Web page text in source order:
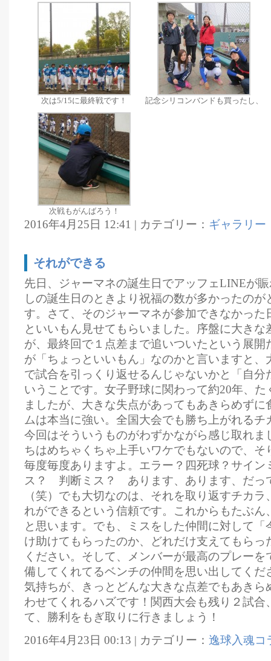
次は5/15に最終戦です！ 記念シリコンバンドも買ったし、
次戦もがんばろう！
2016年4月25日 12:41 | カテゴリー： ギャラリー
それができる
先日、ジャーマネの誕生日でアッフェLINEが
しの誕生日のときより祝福の数が多かったの
す。さて、そのジャーマネが参加できなかった
といいもん見せてもらいました。序盤に大きな
が、最終回で１点差まで追いついたという展開
が「ちょっといいもん」なのかと言いますと、
で試合を引っくり返せるんじゃないかと「自分
いうことです。女子野球に関わって約20年、
ましたが、大きな失点があってもあきらめずに
ムは本当に強い。全国大会でも勝ち上がれるチ
今回はそういうものがわずかながら感じ取れま
ちはめちゃくちゃ上手いワケでもないので、そ
毎度毎度ありますよ。エラー？四死球？サイン
ス？ 判断ミス？ あります、あります、だっ
（笑）でも大切なのは、それを取り返すチカ
れができるという信頼です。これからもたぶん
と思います。でも、ミスをした仲間に対して「
け助けてもらったのか、どれだけ支えてもらっ
ください。そして、メンバーが最高のプレー
備してくれてるベンチの仲間を思い出してくだ
気持ちが、きっとどんな大きな点差でもあきら
わせてくれるハズです！関西大会も残り２試合
て、勝利をもぎ取りに行きましょう！
2016年4月23日 00:13 | カテゴリー： 逸球入魂コ